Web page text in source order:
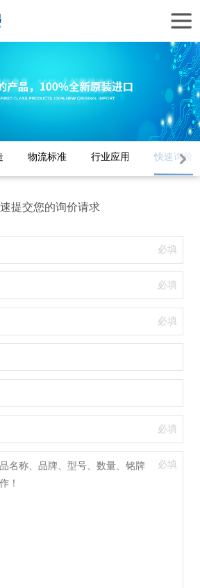
物流标准 行业应用 快速询价
提交您的询价请求
必填
必填
必填
必填
必填